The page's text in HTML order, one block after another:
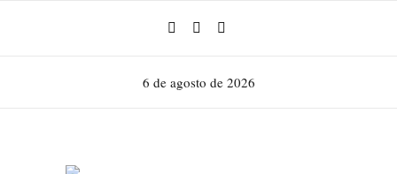
6 de agosto de 2026